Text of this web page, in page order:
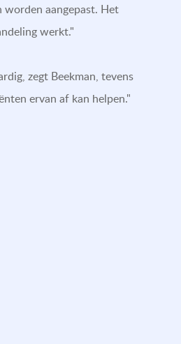
aangepast. Het
werkt."
zegt Beekman, tevens
ervan af kan helpen."